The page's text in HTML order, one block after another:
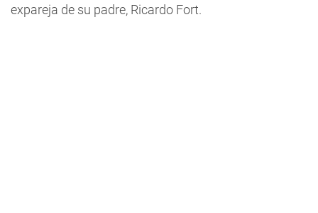
expareja de su padre, Ricardo Fort.